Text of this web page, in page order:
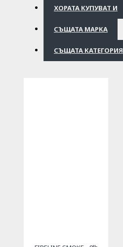
ХОРАТА КУПУВАТ И
СЪЩАТА МАРКА
СЪЩАТА КАТЕГОРИЯ